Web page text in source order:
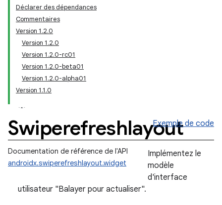
Déclarer des dépendances
Commentaires
Version 1.2.0
Version 1.2.0
Version 1.2.0-rc01
Version 1.2.0-beta01
Version 1.2.0-alpha01
Version 1.1.0
SwiperefreshlayoutExemple de code
Documentation de référence de l'API
androidx.swiperefreshlayout.widget
Implémentez le
modèle
d'interface
utilisateur "Balayer pour actualiser".